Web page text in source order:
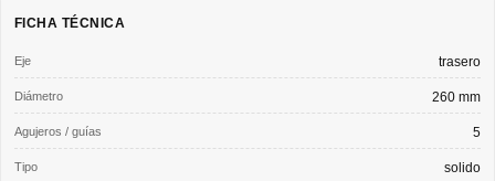
FICHA TÉCNICA
Eje trasero
Diámetro 260 mm
Agujeros / guías 5
Tipo solido